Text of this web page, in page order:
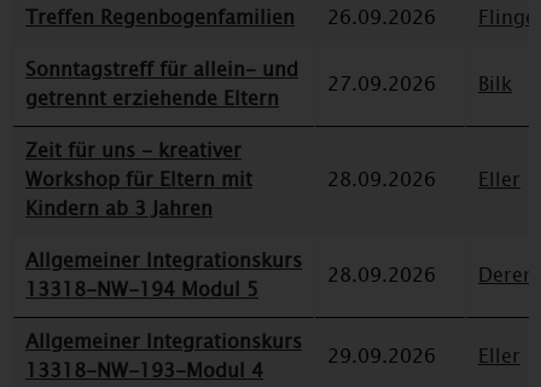
Treffen Regenbogenfamilien 26.09.2026
Sonntagstreff für allein- und
getrennt erziehende Eltern
27.09.2026 Bilk
Zeit für uns - kreativer
Workshop für Eltern mit
Kindern ab 3 Jahren
28.09.2026 Eller
Allgemeiner Integrationskurs
13318-NW-194 Modul 5
28.09.2026
Allgemeiner Integrationskurs
13318-NW-193-Modul 4
29.09.2026 Eller